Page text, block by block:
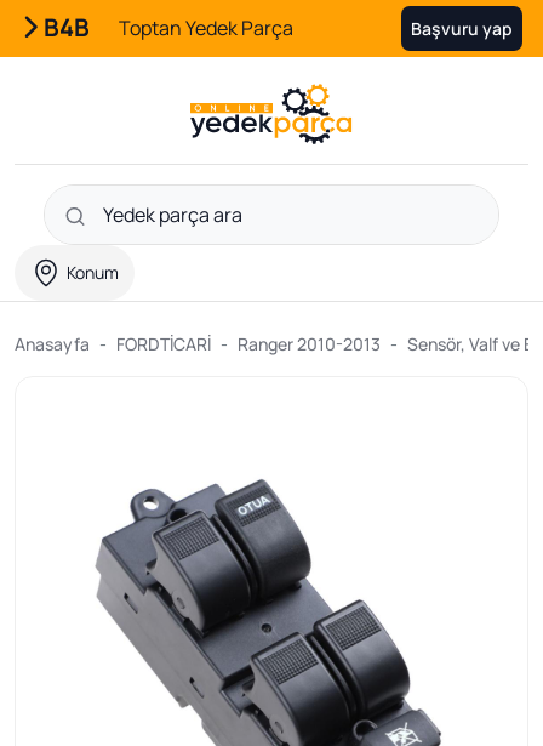
B4B Toptan Yedek Parça Başvuru yap
Konum
Anasayfa FORDTİCARİ Ranger 2010-2013 Sensör, Valf ve